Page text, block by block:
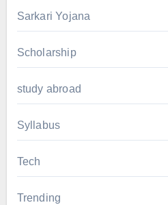
Sarkari Yojana
Scholarship
study abroad
Syllabus
Tech
Trending